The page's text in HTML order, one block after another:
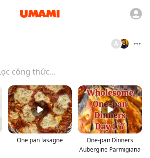
A
One pan lasagne
One-pan Dinners
Aubergine Parmigiana